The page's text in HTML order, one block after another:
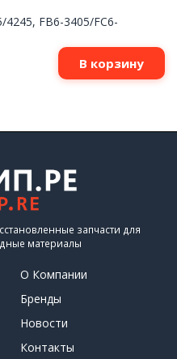
FB6-3405/FC6-
В корзину
запчасти для
материалы
О Компании
Бренды
Новости
Контакты